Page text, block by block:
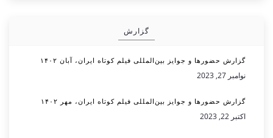
گزارش
گزارش حضورها و جوایز بین‌المللی فیلم کوتاه ایران، آبان ۱۴۰۲
نوامبر 27, 2023
گزارش حضورها و جوایز بین‌المللی فیلم کوتاه ایران، مهر ۱۴۰۲
اکتبر 22, 2023